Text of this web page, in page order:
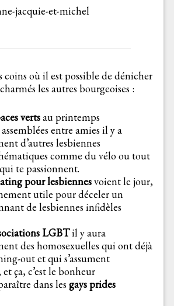
coins où il est possible de dénicher
les autres bourgeoises :
vertsau printemps
entre amies il y a
d’autres lesbiennes
comme du vélo ou tout
te passionnent.
pour lesbiennesvoient le jour,
utile pour déceler un
de lesbiennes infidèles
LGBTil y aura
des homosexuelles qui ont déjà
out et qui s’assument
ça, c’est le bonheur
dans les gays prides